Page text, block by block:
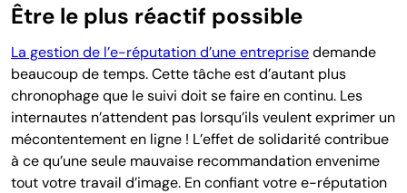
Être le plus réactif possible
La gestion de l’e-réputation d’une entreprisedemande
beaucoup de temps. Cette tâche est d’autant plus
chronophage que le suivi doit se faire en continu. Les
internautes n’attendent pas lorsqu’ils veulent exprimer un
mécontentement en ligne ! L’effet de solidarité contribue
à ce qu’une seule mauvaise recommandation envenime
tout votre travail d’image. En confiant votre e-réputation